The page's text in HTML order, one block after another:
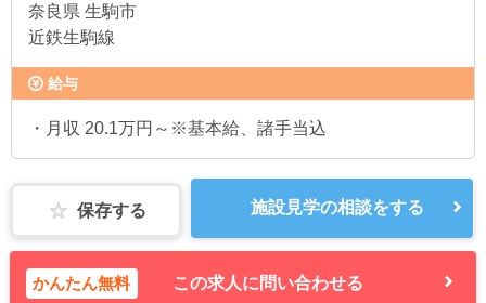
奈良県 生駒市
近鉄生駒線
給与
・月収 20.1万円～※基本給、諸手当込
保存する 施設見学の相談をする
かんたん無料 この求人に問い合わせる